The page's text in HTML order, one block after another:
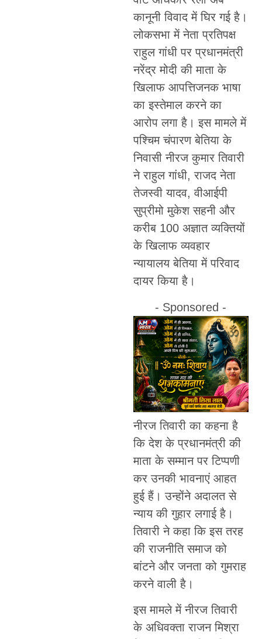
कानूनी विवाद में घिर गई है।
लोकसभा में नेता प्रतिपक्ष
राहुल गांधी पर प्रधानमंत्री
नरेंद्र मोदी की माता के
खिलाफ आपत्तिजनक भाषा
का इस्तेमाल करने का
आरोप लगा है। इस मामले में
पश्चिम चंपारण बेतिया के
निवासी नीरज कुमार तिवारी
ने राहुल गांधी, राजद नेता
तेजस्वी यादव, वीआईपी
सुप्रीमो मुकेश सहनी और
करीब 100 अज्ञात व्यक्तियों
के खिलाफ व्यवहार
न्यायालय बेतिया में परिवाद
दायर किया है।
- Sponsored -
नीरज तिवारी का कहना है
कि देश के प्रधानमंत्री की
माता के सम्मान पर टिप्पणी
कर उनकी भावनाएं आहत
हुई हैं। उन्होंने अदालत से
न्याय की गुहार लगाई है।
तिवारी ने कहा कि इस तरह
की राजनीति समाज को
बांटने और जनता को गुमराह
करने वाली है।
इस मामले में नीरज तिवारी
के अधिवक्ता राजन मिश्रा